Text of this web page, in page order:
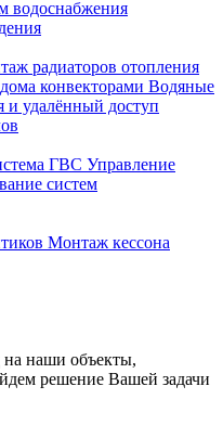
водоснабжения
радиаторов отопления
конвекторами Водяные
и удалённый доступ
ГВС Управление
систем
Монтаж кессона
на наши объекты,
решение Вашей задачи